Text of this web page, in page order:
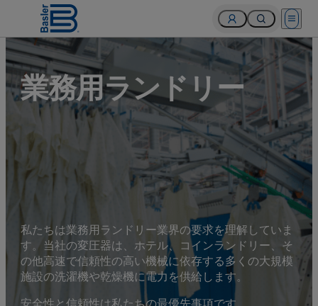
Open
業務用ランドリー
私たちは業務用ランドリー業界の要求を理解していま
す。当社の変圧器は、ホテル、コインランドリー、そ
の他高速で信頼性の高い機械に依存する多くの大規模
施設の洗濯機や乾燥機に電力を供給します。